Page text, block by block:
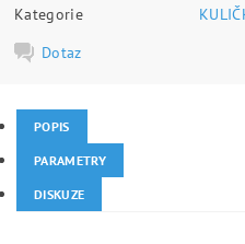
Kategorie
Dotaz
POPIS
PARAMETRY
DISKUZE